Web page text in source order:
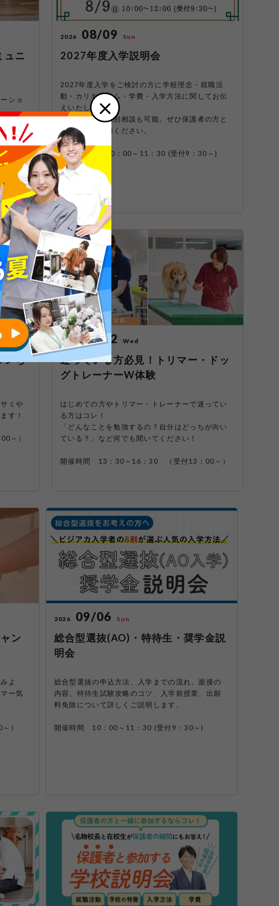
×
ュニ
ショ
～）
2026 08/09 Sun
2027年度入学説明会
2027年度入学をご検討の方に学校理念・就職活
動・カリキュラム・学費・入学方法に関してお伝
えいたします。
ご希望の方は個別相談も可能。ぜひ保護者の方と
ご一緒にご参加ください。
【開催時間】10：00～11：30 (受付9：30～)
ンち
ミや
す！
～）
2026 08/12 Wed
迷っている方必見！トリマー・ドッ
グトレーナーW体験
はじめての方やトリマー・トレーナーで迷ってい
る方はコレ！
「どんなことを勉強するの？自分はどっちが向い
ている？」など何でも聞いてください！
開催時間 13：30～16：30 （受付13：00～）
ン
よ
ー気
）
2026 09/06 Sun
総合型選抜(AO)・特待生・奨学金説
明会
総合型選抜の申込方法、入学までの流れ、面接の
内容、特待生試験攻略のコツ、入学前授業、出願
料免除について詳しくご説明します。
開催時間 10：00～11：30 (受付9：30～)